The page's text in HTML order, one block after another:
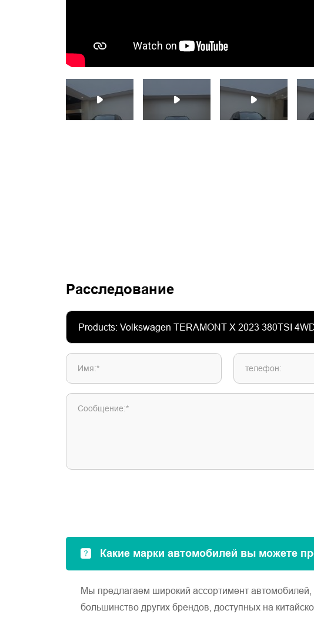
Расследование
Имя:* телефон:
Сообщение:*
Какие марки автомобилей вы можете
Мы предлагаем широкий ассортимент
большинство других брендов, доступных на